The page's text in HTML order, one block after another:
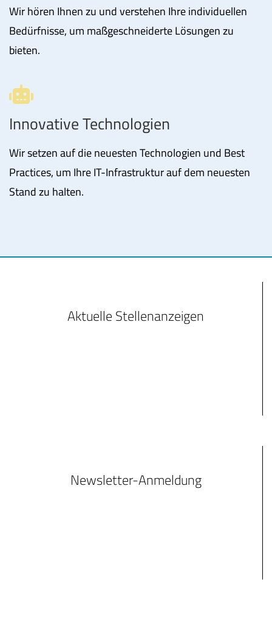
Wir hören Ihnen zu und verstehen Ihre individuellen
Bedürfnisse, um maßgeschneiderte Lösungen zu
bieten.
Innovative Technologien
Wir setzen auf die neuesten Technologien und Best
Practices, um Ihre IT-Infrastruktur auf dem neuesten
Stand zu halten.
Aktuelle Stellenanzeigen
Newsletter-Anmeldung